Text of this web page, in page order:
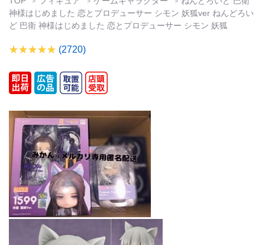
神様はじめました 恋とプロデューサー シモン 妖狐ver ねんどろい
ど 巴衛 神様はじめました 恋とプロデューサー シモン 妖狐
(2720)